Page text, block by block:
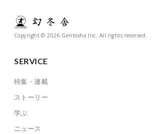
Copyright © 2026 Gentosha Inc. All rights reserved.
SERVICE
特集・連載
ストーリー
学ぶ
ニュース